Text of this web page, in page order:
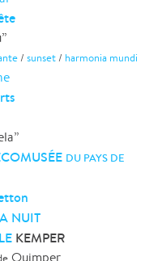
/ sunset/ harmonia mundi
DU PAYS DE
NUIT
KEMPER
Quimper